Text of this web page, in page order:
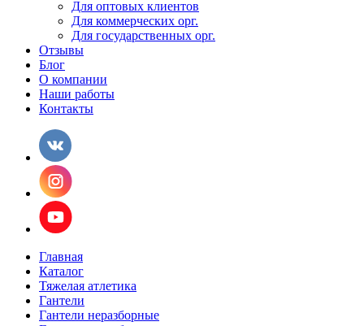
Для оптовых клиентов
Для коммерческих орг.
Для государственных орг.
Отзывы
Блог
О компании
Наши работы
Контакты
Главная
Каталог
Тяжелая атлетика
Гантели
Гантели неразборные